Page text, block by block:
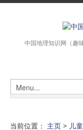
中国地理知识网（
当前位置： 主页 > 儿